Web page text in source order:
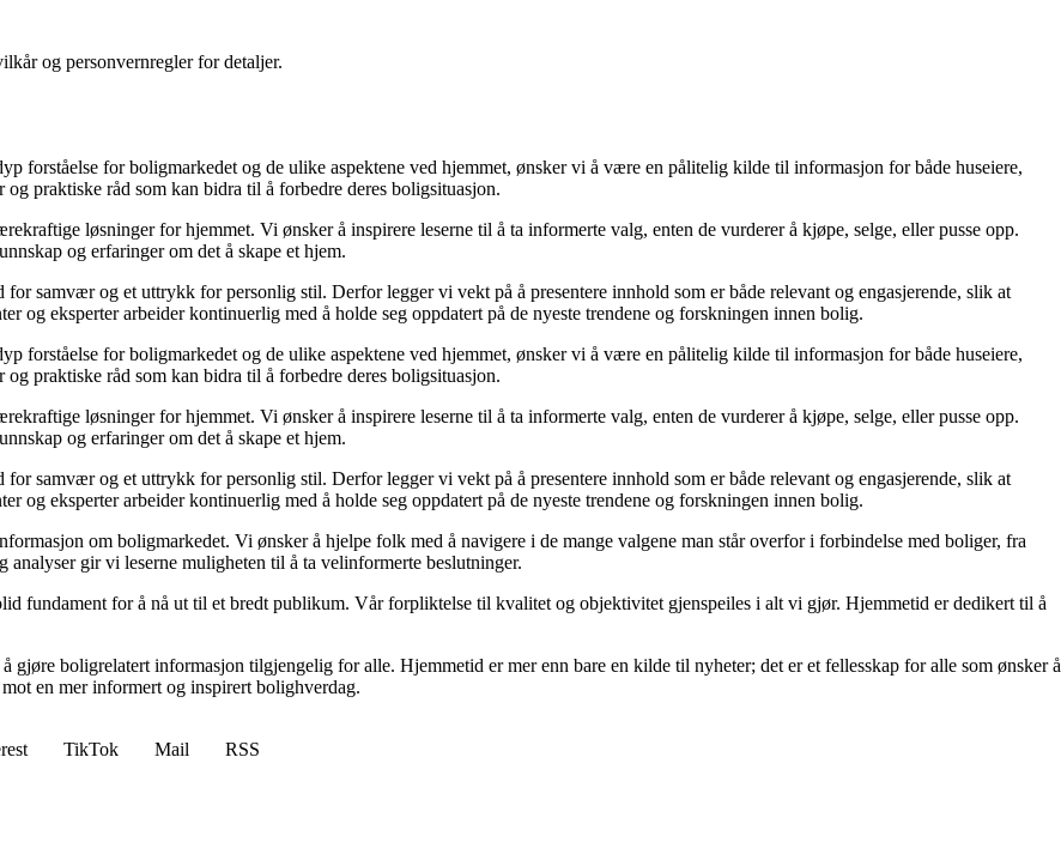
og personvernregler for detaljer.
forståelse for boligmarkedet og de ulike aspektene ved hjemmet, ønsker vi å være en pålitelig kilde til informasjon for både huseiere,
praktiske råd som kan bidra til å forbedre deres boligsituasjon.
løsninger for hjemmet. Vi ønsker å inspirere leserne til å ta informerte valg, enten de vurderer å kjøpe, selge, eller pusse opp.
og erfaringer om det å skape et hjem.
for samvær og et uttrykk for personlig stil. Derfor legger vi vekt på å presentere innhold som er både relevant og engasjerende, slik at
og eksperter arbeider kontinuerlig med å holde seg oppdatert på de nyeste trendene og forskningen innen bolig.
forståelse for boligmarkedet og de ulike aspektene ved hjemmet, ønsker vi å være en pålitelig kilde til informasjon for både huseiere,
praktiske råd som kan bidra til å forbedre deres boligsituasjon.
løsninger for hjemmet. Vi ønsker å inspirere leserne til å ta informerte valg, enten de vurderer å kjøpe, selge, eller pusse opp.
og erfaringer om det å skape et hjem.
for samvær og et uttrykk for personlig stil. Derfor legger vi vekt på å presentere innhold som er både relevant og engasjerende, slik at
og eksperter arbeider kontinuerlig med å holde seg oppdatert på de nyeste trendene og forskningen innen bolig.
om boligmarkedet. Vi ønsker å hjelpe folk med å navigere i de mange valgene man står overfor i forbindelse med boliger, fra
gir vi leserne muligheten til å ta velinformerte beslutninger.
fundament for å nå ut til et bredt publikum. Vår forpliktelse til kvalitet og objektivitet gjenspeiles i alt vi gjør. Hjemmetid er dedikert til å
gjøre boligrelatert informasjon tilgjengelig for alle. Hjemmetid er mer enn bare en kilde til nyheter; det er et fellesskap for alle som ønsker å
en mer informert og inspirert bolighverdag.
TikTok Mail
RSS